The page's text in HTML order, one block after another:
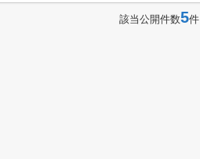
該当公開件数5件